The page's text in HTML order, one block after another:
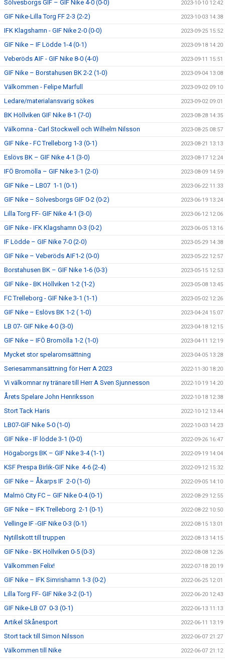
Sölvesborgs GIF – GIF Nike 4-0 (0-0) 2023-10-10 12:42
GIF Nike-Lilla Torg FF 2-3 (2-2) 2023-10-03 14:38
IFK Klagshamn - GIF Nike 2-0 (0-0) 2023-09-25 15:52
GIF Nike – IF Lödde 1-4 (0-1) 2023-09-18 14:20
Veberöds AIF - GIF Nike 8-0 (4-0) 2023-09-11 15:51
GIF Nike – Borstahusen BK 2-2 (1-0) 2023-09-04 13:08
Välkommen - Felipe Marfull 2023-09-02 09:10
Ledare/materialansvarig sökes 2023-09-02 09:01
BK Höllviken GIF Nike 8-1 (7-0) 2023-08-28 14:35
Välkomna - Carl Stockwell och Wilhelm Nilsson 2023-08-25 08:57
GIF Nike - FC Trelleborg 1-3 (0-1) 2023-08-21 13:13
Eslövs BK – GIF Nike 4-1 (3-0) 2023-08-17 12:24
IFÖ Bromölla – GIF Nike 3-1 (2-0) 2023-08-09 14:59
GIF Nike – LB07 1-1 (0-1) 2023-06-22 11:33
GIF Nike – Sölvesborgs GIF 0-2 (0-2) 2023-06-19 13:24
Lilla Torg FF- GIF Nike 4-1 (3-0) 2023-06-12 12:06
GIF Nike - IFK Klagshamn 0-3 (0-2) 2023-06-05 13:16
IF Lödde – GIF Nike 7-0 (2-0) 2023-05-29 14:38
GIF Nike – Veberöds AIF1-2 (0-0) 2023-05-22 12:57
Borstahusen BK – GIF Nike 1-6 (0-3) 2023-05-15 12:53
GIF Nike - BK Höllviken 1-2 (1-2) 2023-05-08 13:45
FC Trelleborg - GIF Nike 3-1 (1-1) 2023-05-02 12:26
GIF Nike – Eslövs BK 1-2 ( 1-0) 2023-04-24 15:07
LB 07- GIF Nike 4-0 (3-0) 2023-04-18 12:15
GIF Nike – IFÖ Bromölla 1-2 (1-0) 2023-04-11 12:19
Mycket stor spelaromsättning 2023-04-05 13:28
Seriesammansättning för Herr A 2023 2022-11-30 18:20
Vi välkomnar ny tränare till Herr A Sven Sjunnesson 2022-10-19 14:20
Årets Spelare John Henriksson 2022-10-18 12:38
Stort Tack Haris 2022-10-12 13:44
LB07-GIF Nike 5-0 (1-0) 2022-10-03 14:23
GIF Nike - IF lödde 3-1 (0-0) 2022-09-26 16:47
Högaborgs BK – GIF Nike 3-4 (1-1) 2022-09-19 14:04
KSF Prespa Birlik-GIF Nike 4-6 (2-4) 2022-09-12 15:32
GIF Nike – Åkarps IF 2-0 (1-0) 2022-09-05 14:10
Malmö City FC – GIF Nike 0-4 (0-1) 2022-08-29 12:55
GIF Nike – IFK Trelleborg 2-1 (0-1) 2022-08-22 10:50
Vellinge IF -GIF Nike 0-3 (0-1) 2022-08-15 13:01
Nytillskott till truppen 2022-08-13 14:15
GIF Nike - BK Höllviken 0-5 (0-3) 2022-08-08 12:26
Välkommen Felix! 2022-07-18 20:19
GIF Nike – IFK Simrishamn 1-3 (0-2) 2022-06-25 12:01
Lilla Torg FF- GIF Nike 3-2 (0-1) 2022-06-20 12:43
GIF Nike-LB 07 0-3 (0-1) 2022-06-13 11:13
Artikel Skånesport 2022-06-11 13:19
Stort tack till Simon Nilsson 2022-06-07 21:27
Välkommen till Nike 2022-06-07 21:12